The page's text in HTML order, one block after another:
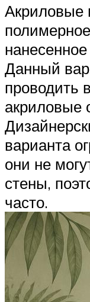
Акриловые
Данный
проводить
акриловые
варианта
они не
стены,
часто.